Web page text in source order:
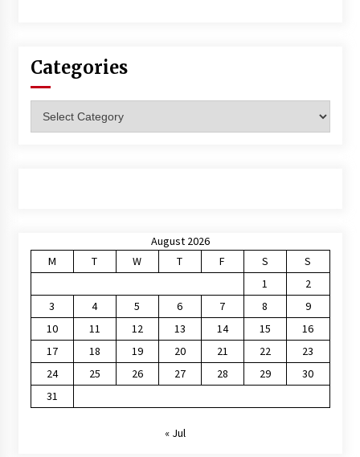
Categories
August 2026
M
T W T F S
S
1
2
3
4 5 6 7 8
9
10
11 12 13 14 15
16
17
18 19 20 21 22
23
24
25 26 27 28 29
30
31
« Jul